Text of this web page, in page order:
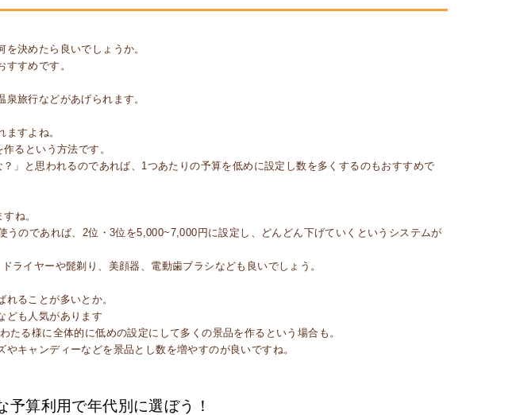
決めたら良いでしょうか。
すめです。
旅行などがあげられます。
すよね。
るという方法です。
」と思われるのであれば、1つあたりの予算を低めに設定し数を多くするのもおすすめで
ね。
うのであれば、2位・3位を5,000~7,000円に設定し、どんどん下げていくというシステムが
ライヤーや髭剃り、美顔器、電動歯ブラシなども良いでしょう。
ることが多いとか。
ども人気があります
る様に全体的に低めの設定にして多くの景品を作るという場合も。
キャンディーなどを景品とし数を増やすのが良いですね。
算利用で年代別に選ぼう！